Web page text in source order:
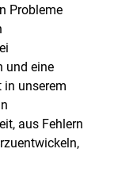
Probleme
und eine
in unserem
aus Fehlern